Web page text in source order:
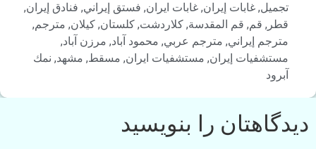
تجميل, غابات إيران,غابات ايران,فستق إيراني, فنادق إيران,
قطر, قم,قم المقدسة,كلاردشت,كلستان,كيلان,مترجم,
مترجم إيراني, مترجم عربي, محمود آباد,مرزن آباد,
مستشفيات إيران,مستشفيات ايران,مسقط,مشهد,نمك
آبرود
دیدگاهتان را بنویسید